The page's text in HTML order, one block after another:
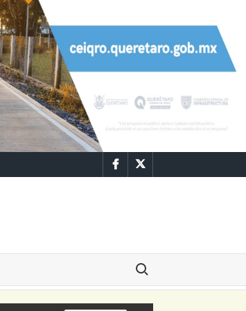
FacebookTwitter
Buscar: